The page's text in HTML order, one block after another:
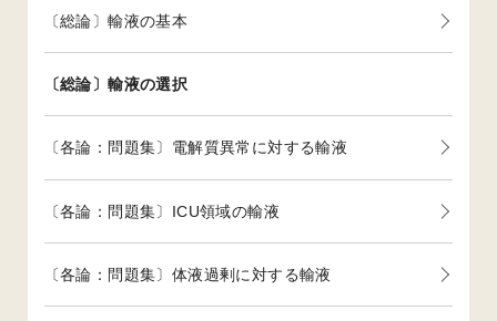
〔総論〕輸液の基本
〔総論〕輸液の選択
〔各論：問題集〕電解質異常に対する輸液
〔各論：問題集〕ICU領域の輸液
〔各論：問題集〕体液過剰に対する輸液